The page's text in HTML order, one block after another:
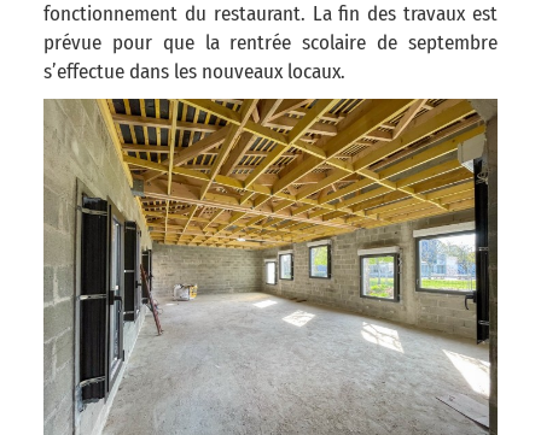
fonctionnement du restaurant. La fin des travaux est
prévue pour que la rentrée scolaire de septembre
s’effectue dans les nouveaux locaux.